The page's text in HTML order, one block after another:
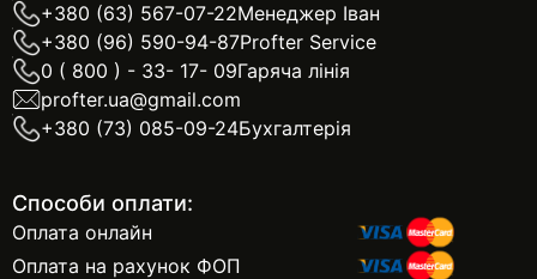
+380 (63) 567-07-22Менеджер Іван
+380 (96) 590-94-87Profter Service
0 ( 800 ) - 33- 17- 09Гаряча лінія
profter.ua@gmail.com
+380 (73) 085-09-24Бухгалтерія
Способи оплати:
Оплата онлайн
Оплата на рахунок ФОП